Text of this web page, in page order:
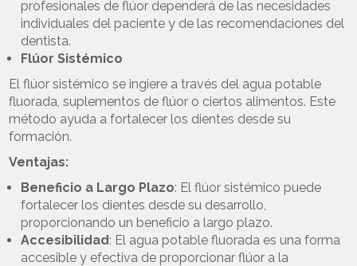
profesionales de flúor dependerá de las necesidades
individuales del paciente y de las recomendaciones del
dentista.
Flúor Sistémico
El flúor sistémico se ingiere a través del agua potable
fluorada, suplementos de flúor o ciertos alimentos. Este
método ayuda a fortalecer los dientes desde su
formación.
Ventajas:
Beneficio a Largo Plazo: El flúor sistémico puede
fortalecer los dientes desde su desarrollo,
proporcionando un beneficio a largo plazo.
Accesibilidad: El agua potable fluorada es una forma
accesible y efectiva de proporcionar flúor a la